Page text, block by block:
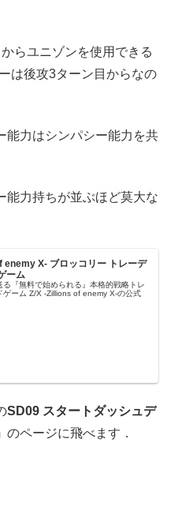
らユニゾンを使用できる
は後攻3ターン目からなの
能力はシンパシー能力を共
能力持ちが並ぶほど莫大な
enemy X- ブロッコリー トレーデ
ーム
る『無料で始められる』本格的戦略トレ
ゲーム Z/X -Zillions of enemy X-の公式
SD09 スタートダッシュデ
のページに飛べます．